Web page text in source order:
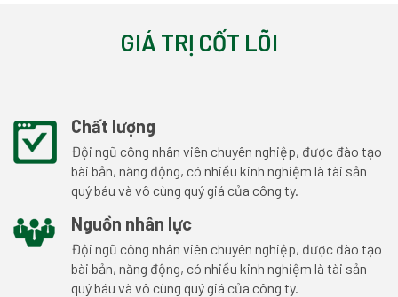
GIÁ TRỊ CỐT LÕI
Chất lượng
Đội ngũ công nhân viên chuyên nghiệp, được đào tạo
bài bản, năng động, có nhiều kinh nghiệm là tài sản
quý báu và vô cùng quý giá của công ty.
Nguồn nhân lực
Đội ngũ công nhân viên chuyên nghiệp, được đào tạo
bài bản, năng động, có nhiều kinh nghiệm là tài sản
quý báu và vô cùng quý giá của công ty.